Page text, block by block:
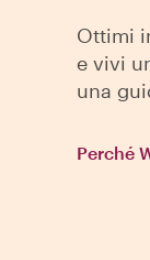
Ottimi
e vivi
una
Perché